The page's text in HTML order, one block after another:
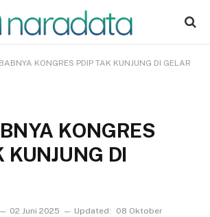
KONGRES PDIP TAK KUNJUNG DI GELAR
KONGRES
KUNJUNG DI
02 Juni 2025 Updated:
08 Oktober